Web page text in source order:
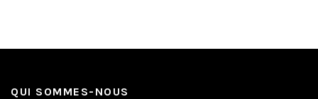
QUI SOMMES-NOUS